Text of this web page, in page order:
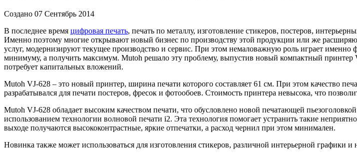
Создано 07 Сентябрь 2014
В последнее время цифровая печать, печать по металлу, изготовление стикеров, постеров,
Именно поэтому многие открывают новый бизнес по производству этой продукции или же
услуг, модернизируют текущее производство и сервис. При этом немаловажную роль играет именно
минимуму, а получить максимум. Mutoh решало эту проблему, выпустив новый компактный принтер
потребует капитальных вложений.
Mutoh VJ-628 – это новый принтер, ширина печати которого составляет 61 см. При этом качество
разрабатывался для печати постеров, фресок и фотообоев. Стоимость принтера невысока, что
Mutoh VJ-628 обладает высоким качеством печати, что обусловлено новой печатающей
использованием технологии волновой печати i2. Эта технология помогает устранить такие
выходе получаются высококонтрастные, яркие отпечатки, а расход чернил при этом минимален.
Новинка также может использоваться для изготовления стикеров, различной интерьерной графики и